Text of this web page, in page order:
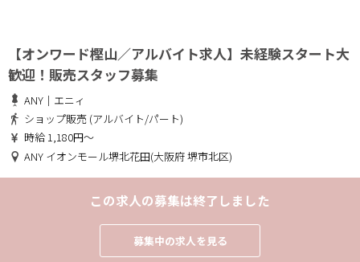
【オンワード樫山／アルバイト求人】未経験スタート大
歓迎！販売スタッフ募集
ANY｜エニィ
ショップ販売 (アルバイト/パート)
時給 1,180円～
ANY イオンモール堺北花田(大阪府 堺市北区)
この求人の募集は終了しました
募集中の求人を見る